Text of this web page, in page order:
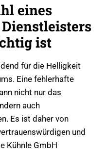
eines
ist
für die Helligkeit
Eine fehlerhafte
nicht nur das
auch
Es ist daher von
und
Kühnle GmbH